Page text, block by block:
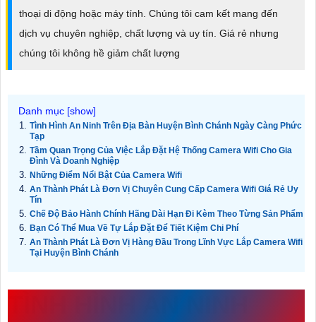
thoại di động hoặc máy tính. Chúng tôi cam kết mang đến
dịch vụ chuyên nghiệp, chất lượng và uy tín. Giá rẻ nhưng
chúng tôi không hề giảm chất lượng
Tình Hình An Ninh Trên Địa Bàn Huyện Bình Chánh Ngày Càng Phức
Tạp
Tầm Quan Trọng Của Việc Lắp Đặt Hệ Thống Camera Wifi Cho Gia
Đình Và Doanh Nghiệp
Những Điểm Nổi Bật Của Camera Wifi
An Thành Phát Là Đơn Vị Chuyên Cung Cấp Camera Wifi Giá Rẻ Uy
Tín
Chế Độ Bảo Hành Chính Hãng Dài Hạn Đi Kèm Theo Từng Sản Phẩm
Bạn Có Thể Mua Về Tự Lắp Đặt Để Tiết Kiệm Chi Phí
An Thành Phát Là Đơn Vị Hàng Đầu Trong Lĩnh Vực Lắp Camera Wifi
Tại Huyện Bình Chánh